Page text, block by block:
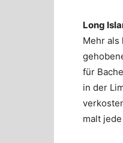
Long
Mehr als
für
in der
malt